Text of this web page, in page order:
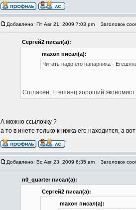
Добавлено: Пт Авг 21, 2009 7:03 pm Заголовок
Сергей2 писал(а):
maxon писал(а):
Читать надо его напарника -
Согласен, Егешянц хороший
А можно ссылочку ?
а то в инете только книжка его находится, а
Добавлено: Вс Авг 23, 2009 6:35 am Заголовок
n0_quarter писал(а):
Сергей2 писал(а):
maxon писал(а):